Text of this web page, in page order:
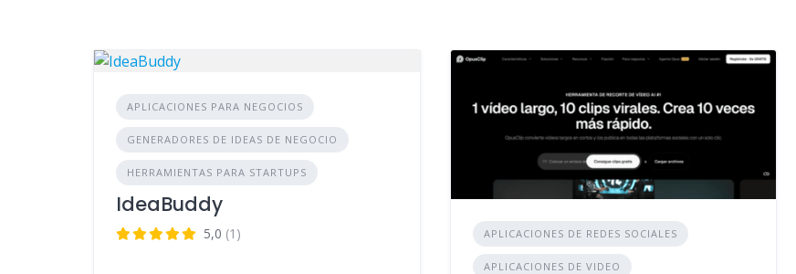
APLICACIONES PARA NEGOCIOS
GENERADORES DE IDEAS DE NEGOCIO
HERRAMIENTAS PARA STARTUPS
IdeaBuddy
5,0 (1) APLICACIONES DE REDES SOCIALES
APLICACIONES DE VIDEO